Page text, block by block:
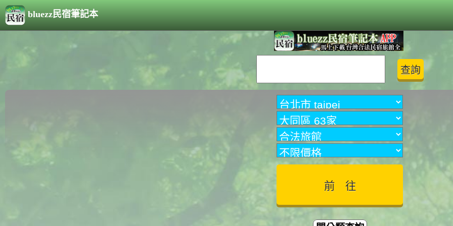
bluezz民宿筆記本